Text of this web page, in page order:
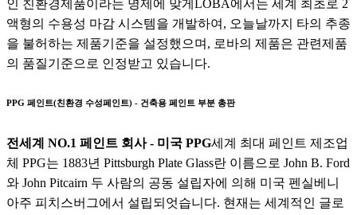
인 친환경제품이라는 명제에 맞게LOBA에서는 세계 최초로 2
액형의 수용성 마감 시스템을 개발하여, 오늘날까지 타의 추종
을 불허하는 제품기준을 설정했으며, 로바의 제품은 관련제품
의 품질기준으로 인정받고 있습니다.
PPG 페인트(친환경 수성페인트) - 건축용 페인트 부분 총판
전세계 NO.1 페인트 회사 - 미국 PPG세계 최대 페인트 제조업
체 PPG는 1883년 Pittsburgh Plate Glass란 이름으로 John B. Ford
와 John Pitcairn 두 사람의 공동 설립자에 의해 미국 펜실베니
아주 피치스버그에서 설립되엇습니다. 현재는 세계적인 글로